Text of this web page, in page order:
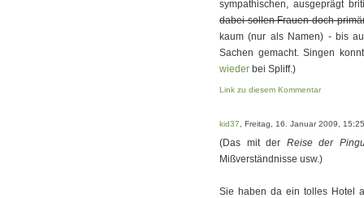
sympathischen, ausgeprägt
dabei sollen Frauen doch
kaum (nur als Namen) - bis
Sachen gemacht. Singen
wieder bei Spliff.)
Link zu diesem Kommentar
kid37 , Freitag, 16. Januar 2009, 15:25
(Das mit der Reise der
Mißverständnisse usw.)
Sie haben da ein tolles Hotel